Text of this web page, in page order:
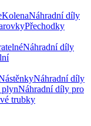
KolenaNáhradní díly
Přechodky
Náhradní díly
Náhradní díly
plynNáhradní díly pro
trubky